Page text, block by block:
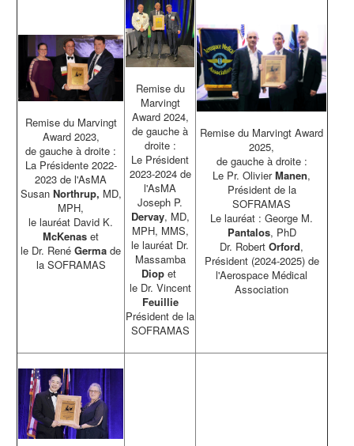
Remise du Marvingt
Award 2023,
de gauche à droite :
La Présidente 2022-
2023 de l'AsMA
Susan Northrup, MD,
MPH,
le lauréat David K.
McKenas et
le Dr. René Germa de
la SOFRAMAS
Remise du
Marvingt
Award 2024,
de gauche à
droite :
Le Président
2023-2024 de
l'AsMA
Joseph P.
Dervay, MD,
MPH, MMS,
le lauréat Dr.
Massamba
Diopet
le Dr. Vincent
Feuillie
Président de la
SOFRAMAS
Remise du Marvingt Award
2025,
de gauche à droite :
Le Pr. OlivierManen,
Président de la
SOFRAMAS
Le lauréat : George M.
Pantalos, PhD
Dr. Robert Orford,
Président (2024-2025) de
l'Aerospace Médical
Association